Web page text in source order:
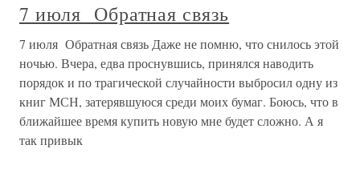
7 июля Обратная связь
7 июля Обратная связь Даже не помню, что снилось этой
ночью. Вчера, едва проснувшись, принялся наводить
порядок и по трагической случайности выбросил одну из
книг МСН, затерявшуюся среди моих бумаг. Боюсь, что в
ближайшее время купить новую мне будет сложно. А я
так привык